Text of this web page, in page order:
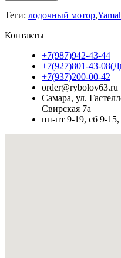
Теги: лодочный мотор,
Контакты
+7(987)942-43-44
+7(927)801-43-
+7(937)200-00-42
order@rybolov63.ru
Самара, ул.
Свирская 7а
пн-пт 9-19, сб 9-